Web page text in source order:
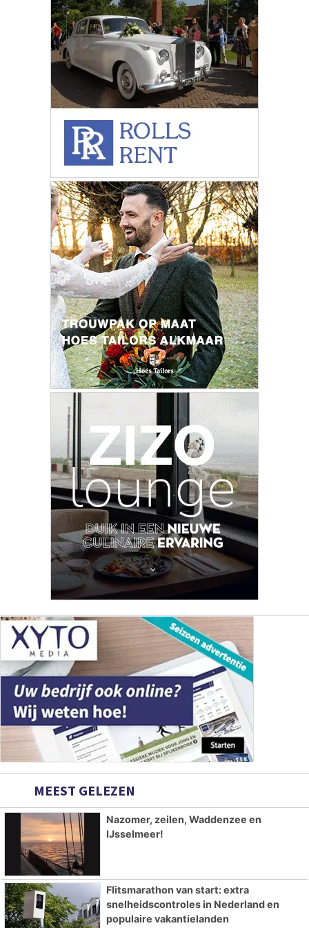
MEEST GELEZEN
Nazomer, zeilen, Waddenzee en
IJsselmeer!
Flitsmarathon van start: extra
snelheidscontroles in Nederland en
populaire vakantielanden